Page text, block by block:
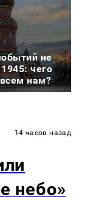
не
чего
нам?
14 часов назад
небо»